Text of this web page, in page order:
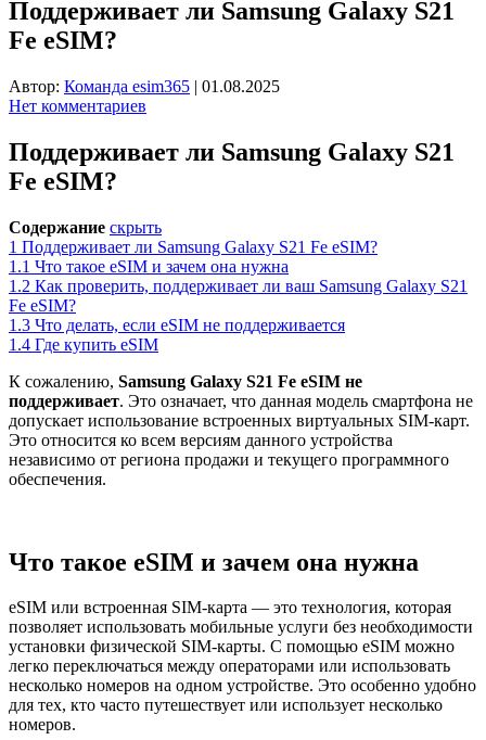
Поддерживает ли Samsung Galaxy S21
Fe eSIM?
Автор: Команда esim365 | 01.08.2025
Нет комментариев
Поддерживает ли Samsung Galaxy S21
Fe eSIM?
Содержание скрыть
1 Поддерживает ли Samsung Galaxy S21 Fe eSIM?
1.1 Что такое eSIM и зачем она нужна
1.2 Как проверить, поддерживает ли ваш Samsung Galaxy S21
Fe eSIM?
1.3 Что делать, если eSIM не поддерживается
1.4 Где купить eSIM
К сожалению, Samsung Galaxy S21 Fe eSIM не
поддерживает. Это означает, что данная модель смартфона не
допускает использование встроенных виртуальных SIM-карт.
Это относится ко всем версиям данного устройства
независимо от региона продажи и текущего программного
обеспечения.
Что такое eSIM и зачем она нужна
eSIM или встроенная SIM-карта — это технология, которая
позволяет использовать мобильные услуги без необходимости
установки физической SIM-карты. С помощью eSIM можно
легко переключаться между операторами или использовать
несколько номеров на одном устройстве. Это особенно удобно
для тех, кто часто путешествует или использует несколько
номеров.